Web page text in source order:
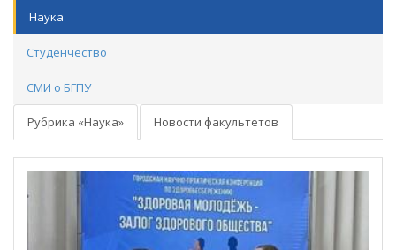
Наука
Студенчество
СМИ о БГПУ
Рубрика «Наука» Новости факультетов